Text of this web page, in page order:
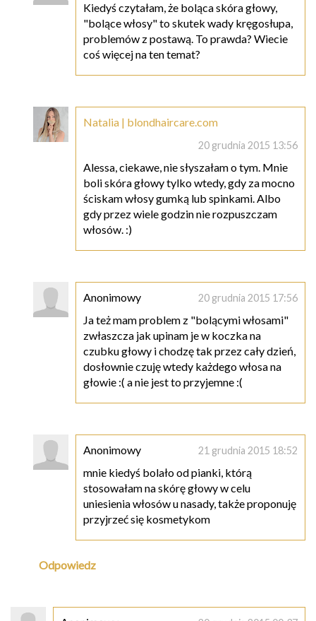
Kiedyś czytałam, że boląca skóra głowy,
"bolące włosy" to skutek wady kręgosłupa,
problemów z postawą. To prawda? Wiecie
coś więcej na ten temat?
Natalia | blondhaircare.com
20 grudnia 2015 13:56
Alessa, ciekawe, nie słyszałam o tym. Mnie
boli skóra głowy tylko wtedy, gdy za mocno
ściskam włosy gumką lub spinkami. Albo
gdy przez wiele godzin nie rozpuszczam
włosów. :)
Anonimowy 20 grudnia 2015 17:56
Ja też mam problem z "bolącymi włosami"
zwłaszcza jak upinam je w koczka na
czubku głowy i chodzę tak przez cały dzień,
dosłownie czuję wtedy każdego włosa na
głowie :( a nie jest to przyjemne :(
Anonimowy 21 grudnia 2015 18:52
mnie kiedyś bolało od pianki, którą
stosowałam na skórę głowy w celu
uniesienia włosów u nasady, także proponuję
przyjrzeć się kosmetykom
Odpowiedz